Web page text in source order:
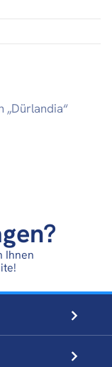
„Dürlandia“
Ihnen